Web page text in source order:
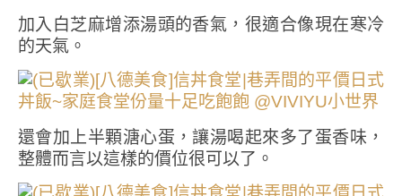
加入白芝麻增添湯頭的香氣，很適合像現在寒冷
的天氣。
還會加上半顆溏心蛋，讓湯喝起來多了蛋香味，
整體而言以這樣的價位很可以了。